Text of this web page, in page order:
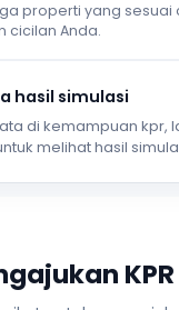
properti yang sesuai
cicilan Anda.
hasil simulasi
di kemampuan kpr,
melihat hasil
KPR